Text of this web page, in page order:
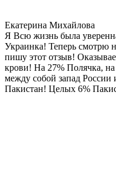
Екатерина Михайлова
Я Всю жизнь была
Украинка! Теперь смотрю
пишу этот отзыв!
крови! На 27% Полячка,
между собой запад
Пакистан! Целых 6%